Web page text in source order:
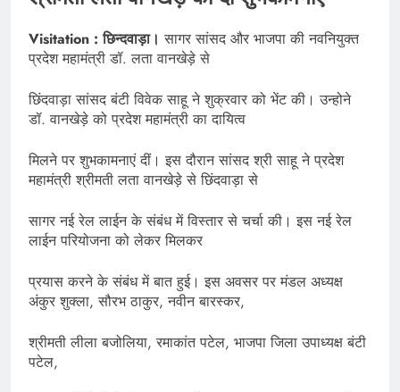
Visitation : छिन्दवाड़ा। सागर सांसद और भाजपा की नवनियुक्त
प्रदेश महामंत्री डॉ. लता वानखेड़े से
छिंदवाड़ा सांसद बंटी विवेक साहू ने शुक्रवार को भेंट की। उन्होने
डॉ. वानखेड़े को प्रदेश महामंत्री का दायित्व
मिलने पर शुभकामनाएं दीं। इस दौरान सांसद श्री साहू ने प्रदेश
महामंत्री श्रीमती लता वानखेड़े से छिंदवाड़ा से
सागर नई रेल लाईन के संबंध में विस्तार से चर्चा की। इस नई रेल
लाईन परियोजना को लेकर मिलकर
प्रयास करने के संबंध में बात हुई। इस अवसर पर मंडल अध्यक्ष
अंकुर शुक्ला, सौरभ ठाकुर, नवीन बारस्कर,
श्रीमती लीला बजोलिया, रमाकांत पटेल, भाजपा जिला उपाध्यक्ष बंटी
पटेल,